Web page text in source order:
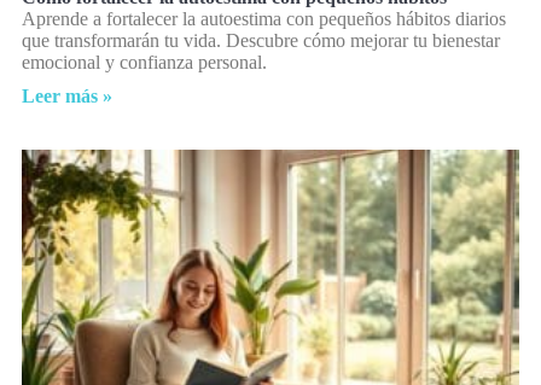
Aprende a fortalecer la autoestima con pequeños hábitos diarios
que transformarán tu vida. Descubre cómo mejorar tu bienestar
emocional y confianza personal.
Leer más »